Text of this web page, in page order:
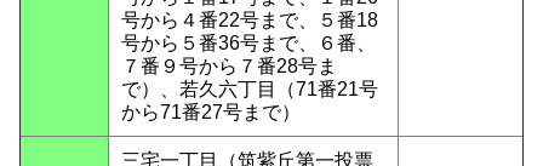
号から４番22号まで、５番18
号から５番36号まで、６番、
７番９号から７番28号ま
で）、若久六丁目（71番21号
から71番27号まで）
三宅一丁目（筑紫丘第一投票